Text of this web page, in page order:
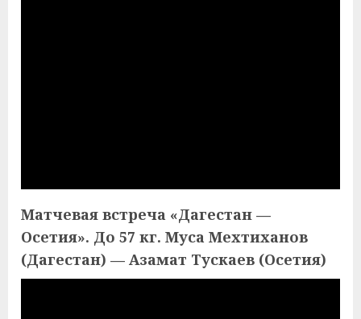
Матчевая встреча «Дагестан —
Осетия». До 57 кг. Муса Мехтиханов
(Дагестан) — Азамат Тускаев (Осетия)